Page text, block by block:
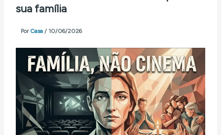
sua família
Por Casa/ 10/06/2026